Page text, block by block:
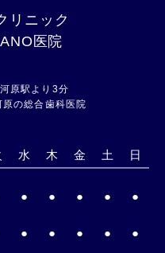
リニック
医院
原駅より3分
の総合歯科医院
水 木 金 土 日
● ● ● ●
●
● ● ● ● ●